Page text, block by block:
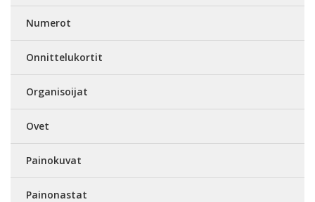
Numerot
Onnittelukortit
Organisoijat
Ovet
Painokuvat
Painonastat